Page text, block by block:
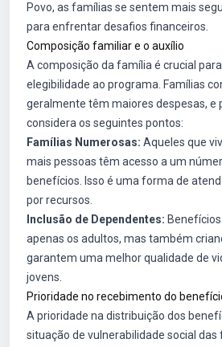
Povo, as famílias se sentem mais
para enfrentar desafios financeiros.
Composição familiar e o auxílio
A composição da família é crucial
elegibilidade ao programa. Famílias
geralmente têm maiores despesas, e
considera os seguintes pontos:
Famílias Numerosas: Aqueles que
mais pessoas têm acesso a um
benefícios. Isso é uma forma de
por recursos.
Inclusão de Dependentes:
apenas os adultos, mas também
garantem uma melhor qualidade de
jovens.
Prioridade no recebimento do
A prioridade na distribuição dos
situação de vulnerabilidade social das